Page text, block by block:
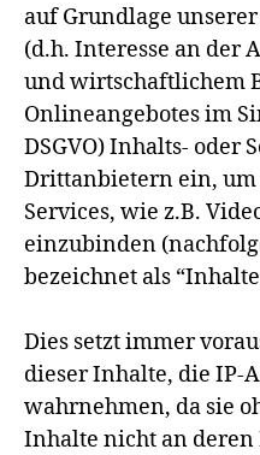
auf Grundlage
(d.h. Interesse an der
und wirtschaftlichem
Onlineangebotes im
DSGVO) Inhalts- oder
Drittanbietern ein,
Services, wie z.B.
einzubinden
bezeichnet als
Dies setzt immer
dieser Inhalte, die IP-
wahrnehmen, da sie
Inhalte nicht an deren